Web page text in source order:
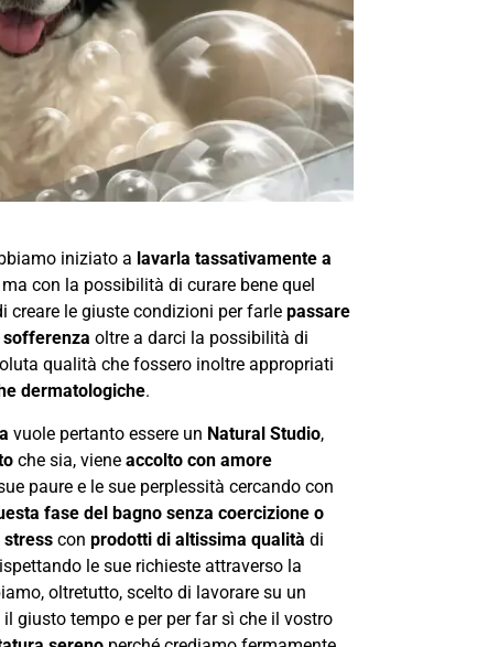
iniziato a lavarla tassativamente a
con la possibilità di curare bene quel
creare le giuste condizioni per farle passare
sofferenza oltre a darci la possibilità di
qualità che fossero inoltre appropriati
dermatologiche.
vuole pertanto essere un Natural Studio,
che sia, viene accolto con amore
paure e le sue perplessità cercando con
fase del bagno senza coercizione o
stress con prodotti di altissima qualità di
le sue richieste attraverso la
oltretutto, scelto di lavorare su un
giusto tempo e per per far sì che il vostro